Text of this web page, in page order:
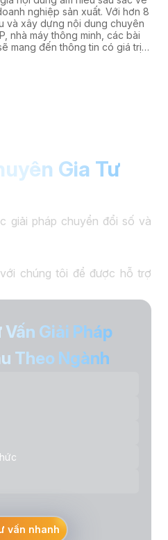
nghiệp sản xuất. Với hơn 8
và xây dựng nội dung chuyên
nhà máy thông minh, các bài
mang đến thông tin có giá trị
Gia Tư
giải pháp chuyển đổi số và
chúng tôi để được hỗ trợ
Giải Pháp
Theo Ngành
vấn nhanh